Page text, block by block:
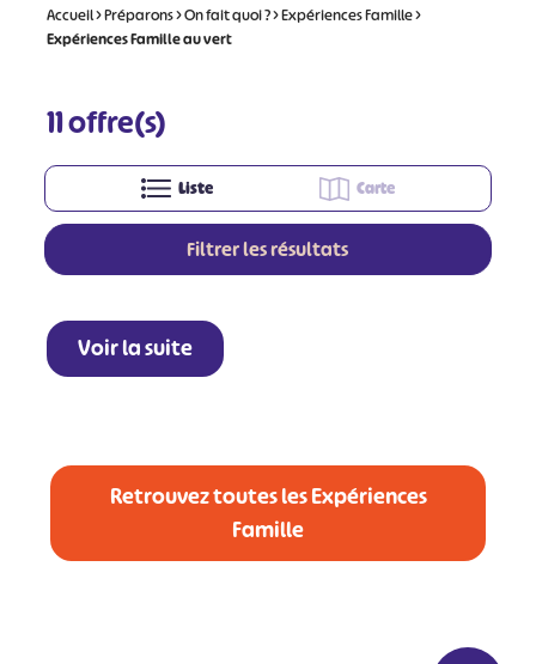
Accueil>Préparons>On fait quoi ?>Expériences Famille>
Expériences Famille au vert
11offre(s)
Liste Carte
Filtrer les résultats
Voir la suite
Retrouvez toutes les Expériences
Famille